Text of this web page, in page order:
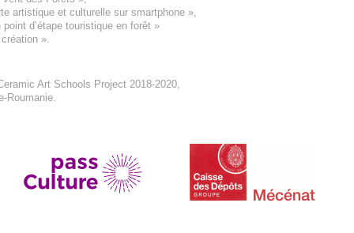
artistique et culturelle sur smartphone »,
point d’étape touristique en forêt »
création ».
Art Schools Project 2018-2020,
Roumanie.